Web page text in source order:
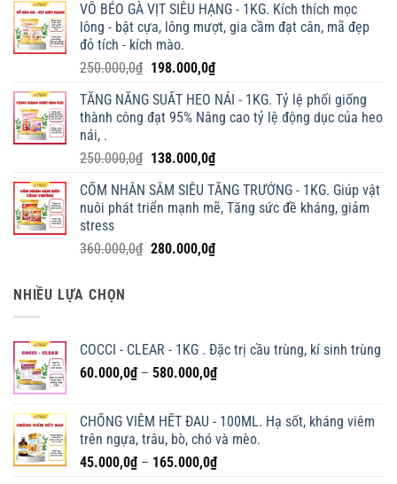
VỖ BÉO GÀ VỊT SIÊU HẠNG - 1KG. Kích thích mọc
lông - bật cựa, lông mượt, gia cầm đạt cân, mã đẹp
đỏ tích - kích mào.
250.000,0₫ Giá
là:
250.000,0₫.
198.000,0₫Giá
tại
là:
TĂNG NĂNG SUẤT HEO NÁI - 1KG. Tỷ lệ phối giống
thành công đạt 95% Nâng cao tỷ lệ động dục của heo
nái, .
250.000,0₫ Giá
là:
250.000,0₫.
138.000,0₫Giá
tại
là:
CỐM NHÂN SÂM SIÊU TĂNG TRƯỞNG - 1KG. Giúp vật
nuôi phát triển mạnh mẽ, Tăng sức đề kháng, giảm
stress
360.000,0₫ Giá
280.000,0₫Giá
NHIỀU LỰA CHỌN
COCCI - CLEAR - 1KG . Đặc trị cầu trùng, kí sinh trùng
60.000,0₫ – 580.000,0₫Khoảng
60.000,0₫
đến
580.000,0₫
CHỐNG VIÊM HẾT ĐAU - 100ML. Hạ sốt, kháng viêm
trên ngựa, trâu, bò, chó và mèo.
45.000,0₫ – 165.000,0₫Khoảng